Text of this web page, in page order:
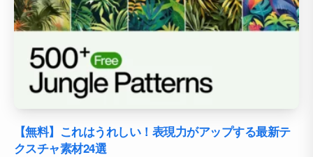
【無料】これはうれしい！表現力がアップする最新テ
クスチャ素材24選